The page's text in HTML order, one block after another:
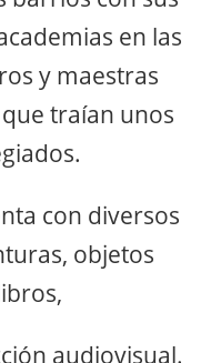
en las
y maestras
traían unos
con diversos
objetos
audiovisual.